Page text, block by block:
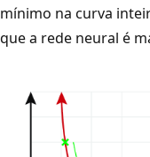
mínimo na curva
que a rede neural é